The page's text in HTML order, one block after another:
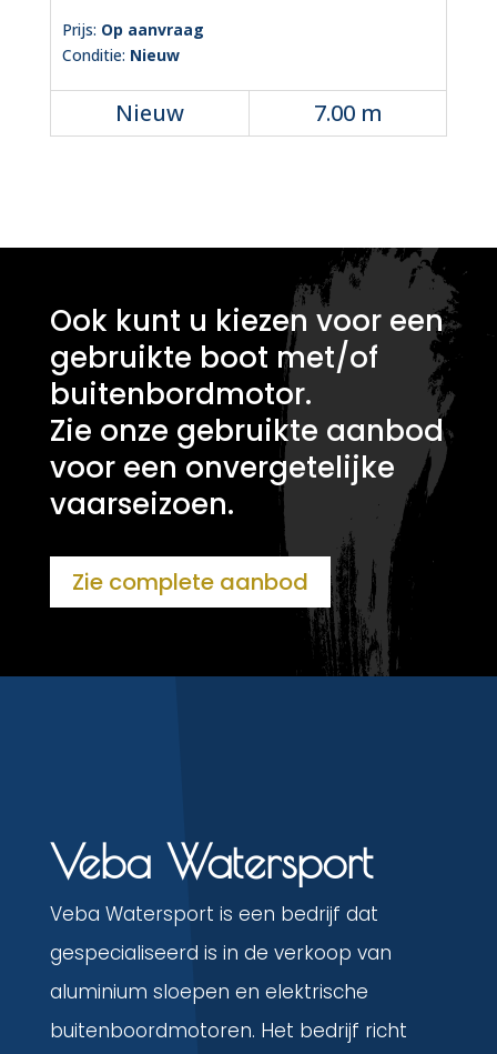
Prijs: Op aanvraag
Conditie: Nieuw
Nieuw 7.00 m
Ook kunt u kiezen voor een
gebruikte boot met/of
buitenbordmotor.
Zie onze gebruikte aanbod
voor een onvergetelijke
vaarseizoen.
Zie complete aanbod
Veba Watersport
Veba Watersport is een bedrijf dat
gespecialiseerd is in de verkoop van
aluminium sloepen en elektrische
buitenboordmotoren. Het bedrijf richt